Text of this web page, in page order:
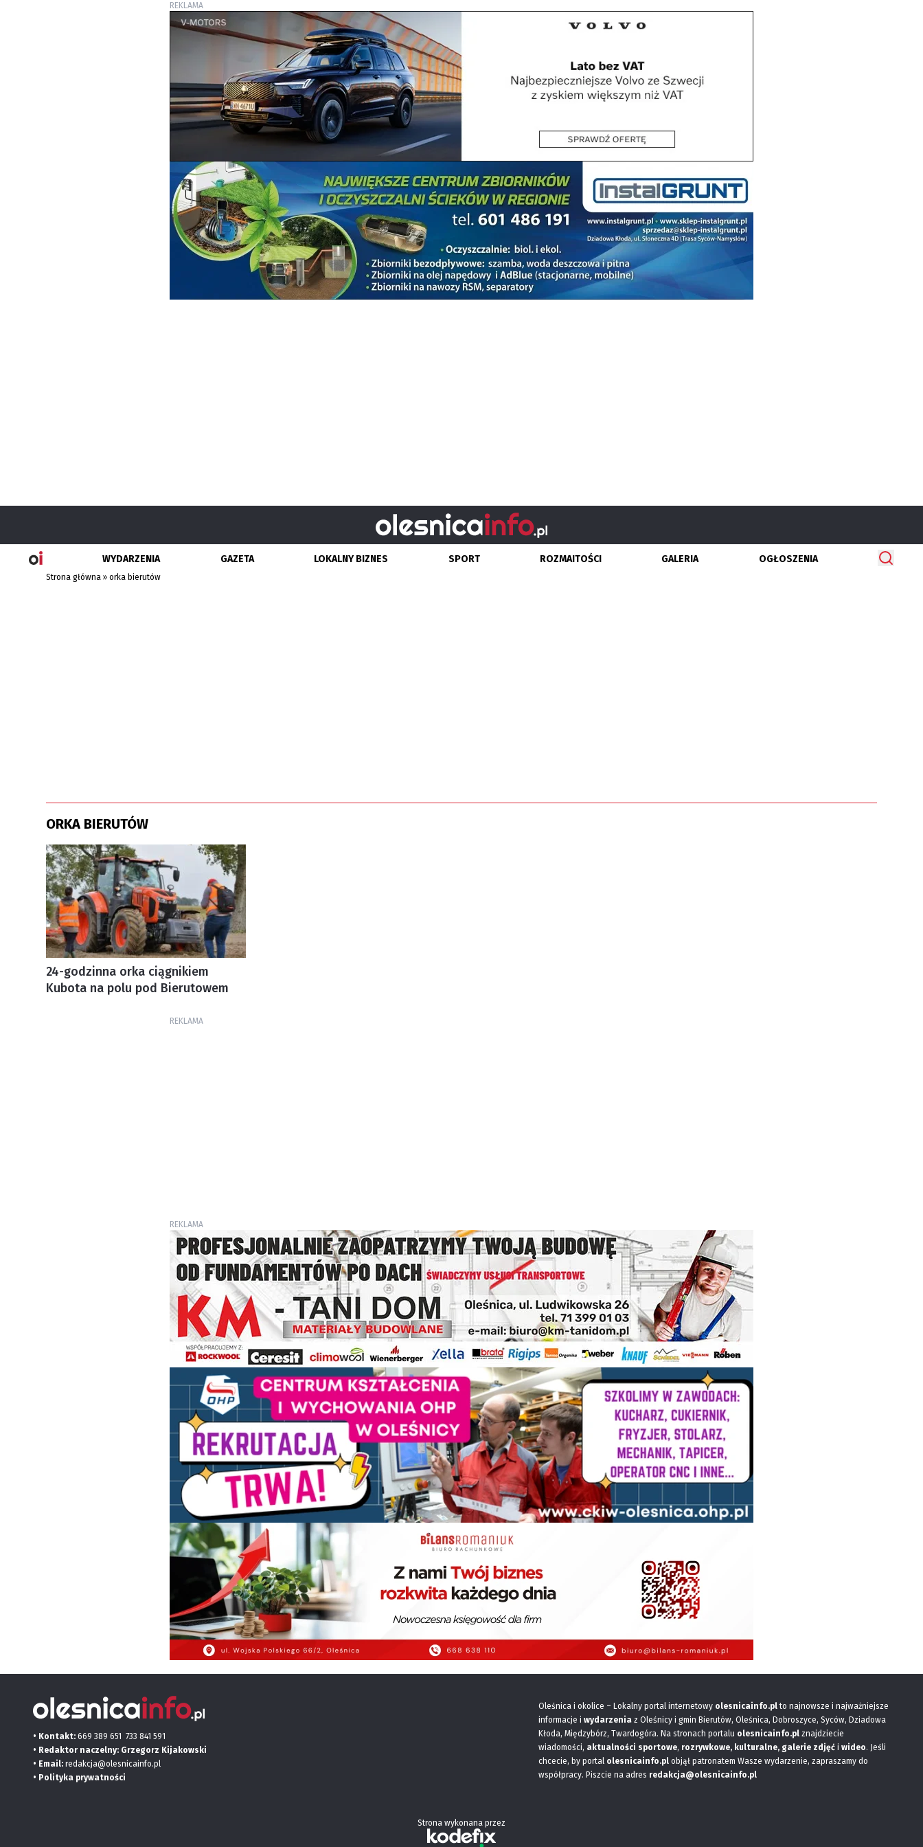
REKLAMA
WYDARZENIA GAZETA LOKALNY BIZNES SPORT ROZMAITOŚCI GALERIA OGŁOSZENIA
Strona główna »orka bierutów
ORKA BIERUTÓW
24-godzinna orka ciągnikiem
Kubota na polu pod Bierutowem
REKLAMA
REKLAMA
• Kontakt: 669 389 651 733 841 591
• Redaktor naczelny: Grzegorz Kijakowski
• Email: redakcja@olesnicainfo.pl
• Polityka prywatności
Oleśnica i okolice – Lokalny portal internetowy olesnicainfo.plto najnowsze i najważniejsze
informacje i wydarzenia z Oleśnicy i gmin Bierutów, Oleśnica, Dobroszyce, Syców, Dziadowa
Kłoda, Międzybórz, Twardogóra. Na stronach portalu olesnicainfo.pl znajdziecie
wiadomości, aktualności sportowe, rozrywkowe, kulturalne, galerie zdjęć i wideo. Jeśli
chcecie, by portal olesnicainfo.pl objął patronatem Wasze wydarzenie, zapraszamy do
współpracy. Piszcie na adres redakcja@olesnicainfo.pl
Strona wykonana przez